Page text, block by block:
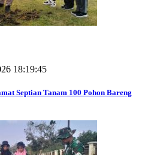
18:19:45
Septian Tanam 100 Pohon Bareng